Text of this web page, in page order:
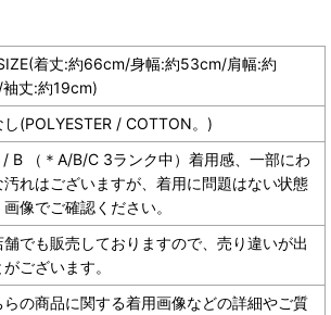
着丈:約66cm/身幅:約53cm/肩幅:約
丈:約19cm)
し(POLYESTER / COTTON。)
/ B （＊A/B/C 3ランク中）着用感、一部にわ
汚れはございますが、着用に問題はない状態
像でご確認ください。
舗でも販売しておりますので、売り違いが出
ございます。
らの商品に関する着用画像などの詳細やご質